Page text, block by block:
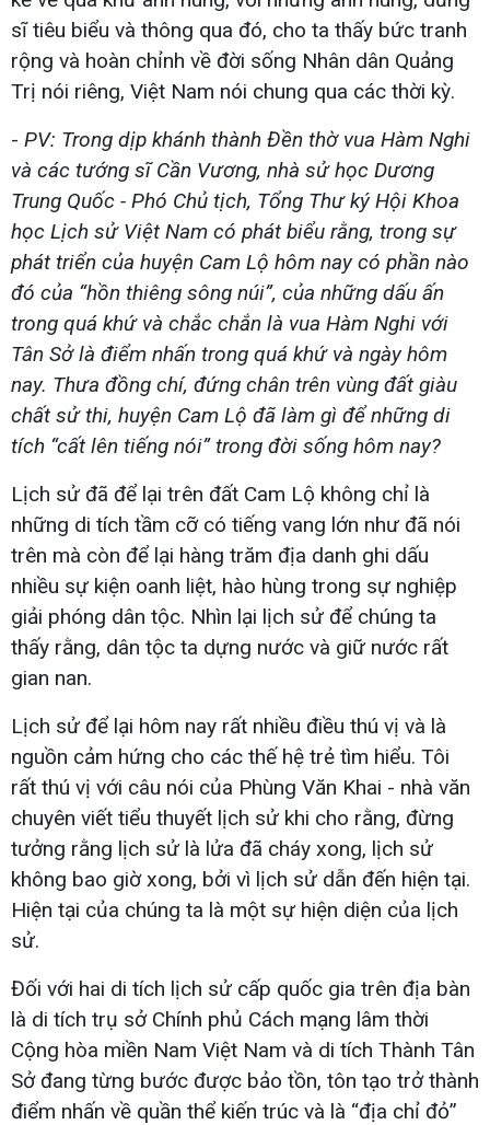
sĩ tiêu biểu và thông qua đó, cho ta thấy bức tranh
rộng và hoàn chỉnh về đời sống Nhân dân Quảng
Trị nói riêng, Việt Nam nói chung qua các thời kỳ.
- PV: Trong dịp khánh thành Đền thờ vua Hàm Nghi
và các tướng sĩ Cần Vương, nhà sử học Dương
Trung Quốc - Phó Chủ tịch, Tổng Thư ký Hội Khoa
học Lịch sử Việt Nam có phát biểu rằng, trong sự
phát triển của huyện Cam Lộ hôm nay có phần nào
đó của “hồn thiêng sông núi”, của những dấu ấn
trong quá khứ và chắc chắn là vua Hàm Nghi với
Tân Sở là điểm nhấn trong quá khứ và ngày hôm
nay. Thưa đồng chí, đứng chân trên vùng đất giàu
chất sử thi, huyện Cam Lộ đã làm gì để những di
tích “cất lên tiếng nói” trong đời sống hôm nay?
Lịch sử đã để lại trên đất Cam Lộ không chỉ là
những di tích tầm cỡ có tiếng vang lớn như đã nói
trên mà còn để lại hàng trăm địa danh ghi dấu
nhiều sự kiện oanh liệt, hào hùng trong sự nghiệp
giải phóng dân tộc. Nhìn lại lịch sử để chúng ta
thấy rằng, dân tộc ta dựng nước và giữ nước rất
gian nan.
Lịch sử để lại hôm nay rất nhiều điều thú vị và là
nguồn cảm hứng cho các thế hệ trẻ tìm hiểu. Tôi
rất thú vị với câu nói của Phùng Văn Khai - nhà văn
chuyên viết tiểu thuyết lịch sử khi cho rằng, đừng
tưởng rằng lịch sử là lửa đã cháy xong, lịch sử
không bao giờ xong, bởi vì lịch sử dẫn đến hiện tại.
Hiện tại của chúng ta là một sự hiện diện của lịch
sử.
Đối với hai di tích lịch sử cấp quốc gia trên địa bàn
là di tích trụ sở Chính phủ Cách mạng lâm thời
Cộng hòa miền Nam Việt Nam và di tích Thành Tân
Sở đang từng bước được bảo tồn, tôn tạo trở thành
điểm nhấn về quần thể kiến trúc và là “địa chỉ đỏ”